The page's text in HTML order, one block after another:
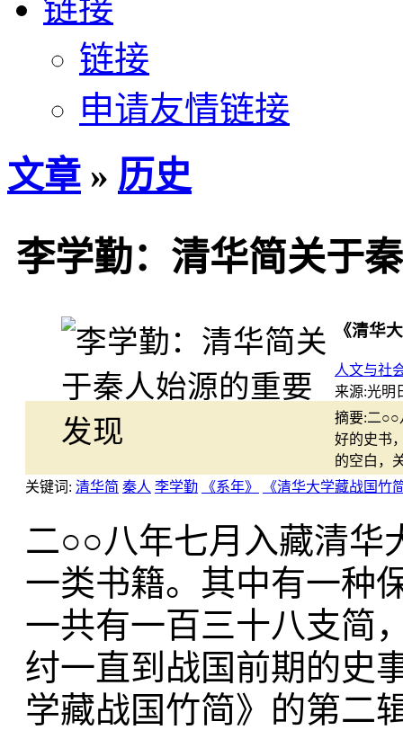
链接
链接
申请友情链接
文章 » 历史
李学勤：清华简关于
《清华
人文与社
来源:光明
摘要:二○○
好的史书
的空白，
关键词: 清华简 秦人 李学勤 《系年》 《清华大学藏战国竹
二○○八年七月入藏清华
一类书籍。其中有一种
一共有一百三十八支简
纣一直到战国前期的史
学藏战国竹简》的第二